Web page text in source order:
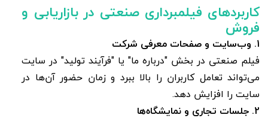
کاربردهای فیلمبرداری صنعتی در بازاریابی و
فروش
1. وب‌سایت و صفحات معرفی شرکت
فیلم صنعتی در بخش "درباره ما" یا "فرآیند تولید" در سایت
می‌تواند تعامل کاربران را بالا ببرد و زمان حضور آن‌ها در
سایت را افزایش دهد.
2. جلسات تجاری و نمایشگاه‌ها